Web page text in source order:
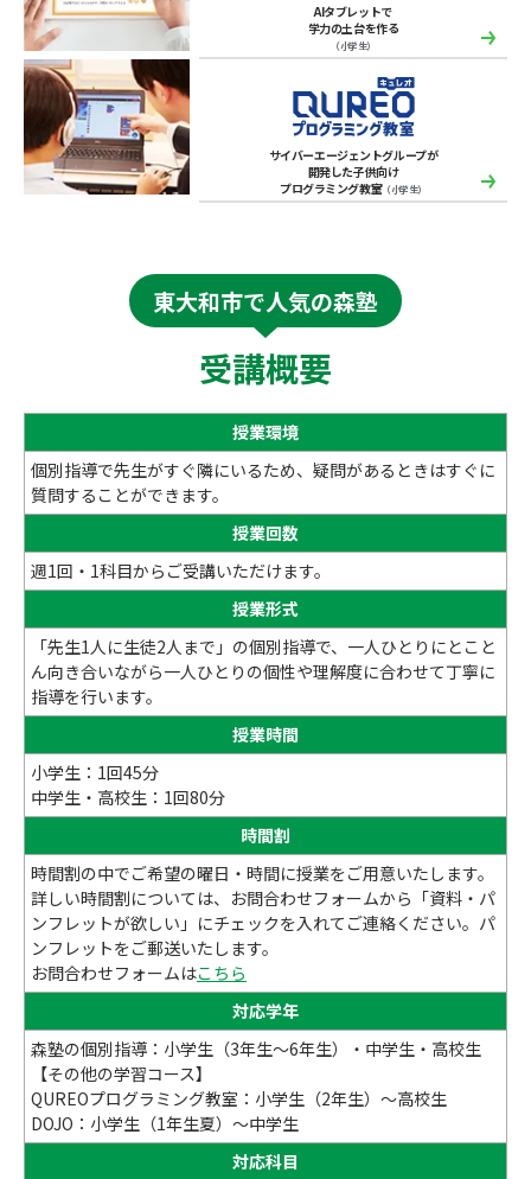
AIタブレットで
学力の土台を作る
（小学生）
サイバーエージェントグループが
開発した子供向け
プログラミング教室（小学生）
東大和市で人気の森塾
受講概要
授業環境
個別指導で先生がすぐ隣にいるため、疑問があるときはすぐに
質問することができます。
授業回数
週1回・1科目からご受講いただけます。
授業形式
「先生1人に生徒2人まで」の個別指導で、一人ひとりにとこと
ん向き合いながら一人ひとりの個性や理解度に合わせて丁寧に
指導を行います。
授業時間
小学生：1回45分
中学生・高校生：1回80分
時間割
時間割の中でご希望の曜日・時間に授業をご用意いたします。
詳しい時間割については、お問合わせフォームから「資料・パ
ンフレットが欲しい」にチェックを入れてご連絡ください。パ
ンフレットをご郵送いたします。
お問合わせフォームはこちら
対応学年
森塾の個別指導：小学生（3年生～6年生）・中学生・高校生
【その他の学習コース】
QUREOプログラミング教室：小学生（2年生）～高校生
DOJO：小学生（1年生夏）～中学生
対応科目